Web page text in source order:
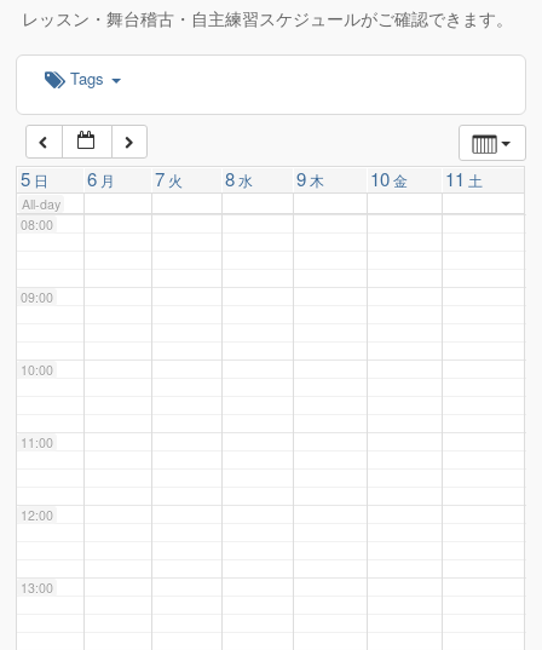
レッスン・舞台稽古・自主練習スケジュールがご確認できます。
Tags
5 日 6 月 7 火 8水 9 木 10金 11 土
All-day
06:00
07:00
08:00
09:00
10:00
11:00
12:00
13:00